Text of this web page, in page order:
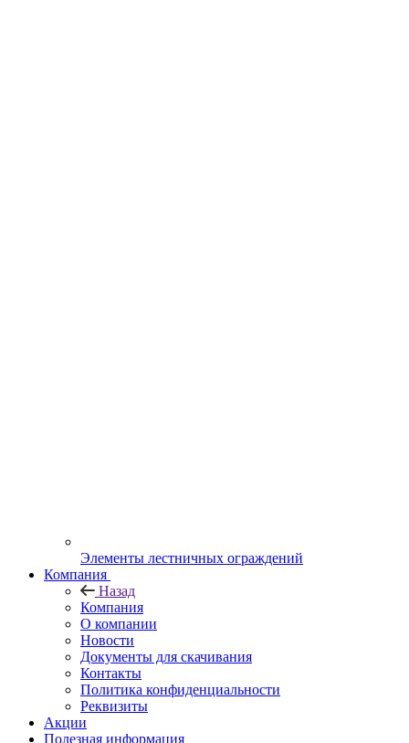
Элементы лестничных ограждений
Компания
Назад
Компания
О компании
Новости
Документы для скачивания
Контакты
Политика конфиденциальности
Реквизиты
Акции
Полезная информация